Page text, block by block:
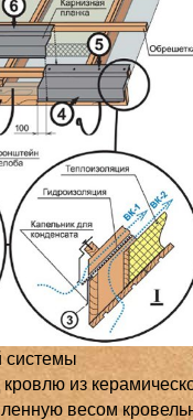
системы
из
весом